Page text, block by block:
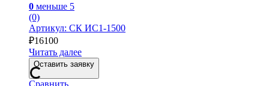
0 меньше 5
(0)
Артикул: СК ИС1-1500
₽16100
Читать далее
Оставить заявку
Сравнить